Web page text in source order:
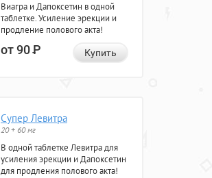
Виагра и Дапоксетин в одной
таблетке. Усиление эрекции и
продление полового акта!
от 90Р Купить
Супер Левитра
20 + 60 мг
В одной таблетке Левитра для
усиления эрекции и Дапоксетин
для продления полового акта!